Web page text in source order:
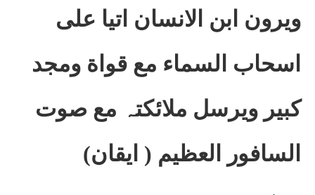
ويرون ابن الانسان اتیا على
اسحاب السماء مع قواة ومجد
كبير ويرسل ملائكتہ مع صوت
السافور العظيم ( ايقان)